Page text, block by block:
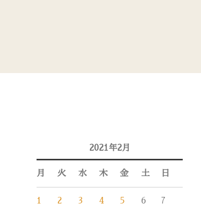
2021年2月
月 火 水 木 金 土 日
1 2 3 4 5 6 7